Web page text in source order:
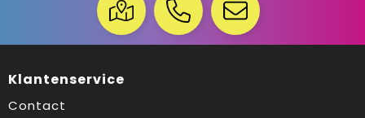
Klantenservice
Contact